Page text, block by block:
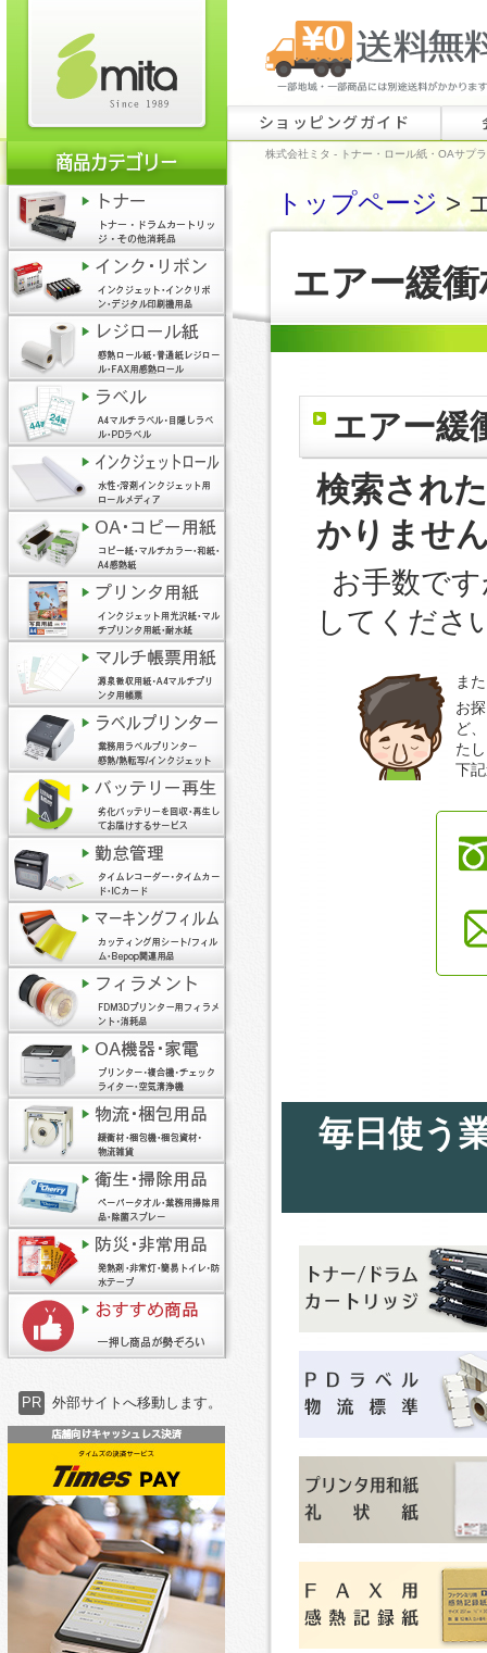
PR 外部サイトへ移動します。
ショッピングガイド
株式会社ミタ - トナー・ロール紙・OAサプ
トップページ>
エアー緩
エアー緩
検索され
かりませ
お手数で
してくださ
ま
お
ど
た
下
毎日使う